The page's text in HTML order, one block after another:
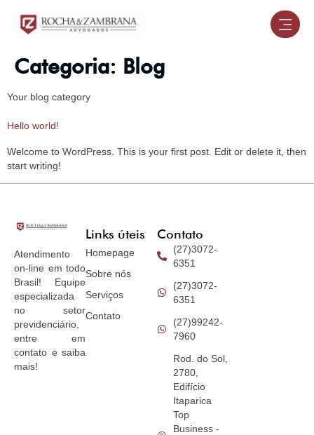
Categoria: Blog
Your blog category
Hello world!
Welcome to WordPress. This is your first post. Edit or delete it, then
start writing!
Atendimento
on-line em todo
Brasil! Equipe
especializada
no setor
previdenciário,
entre em
contato e saiba
mais!
Links úteis
Homepage
Sobre nós
Serviços
Contato
Contato
(27)3072-
6351
(27)3072-
6351
(27)99242-
7960
Rod. do Sol,
2780,
Edifício
Itaparica
Top
Business -